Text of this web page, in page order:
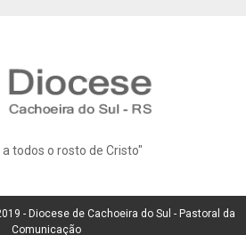
todos o rosto de Cristo"
- Diocese de Cachoeira do Sul - Pastoral da
Comunicação